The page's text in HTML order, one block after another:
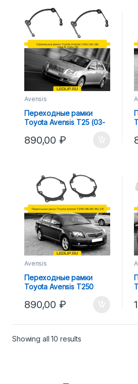
Avensis
Переходные рамки
Toyota Avensis Т25 (03-
890,00₽
Avensis
Переходные рамки
Toyota Avensis T250
890,00₽
Showing all 10 results